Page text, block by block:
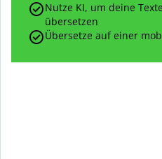
Nutze KI, um deine
übersetzen
Übersetze auf einer